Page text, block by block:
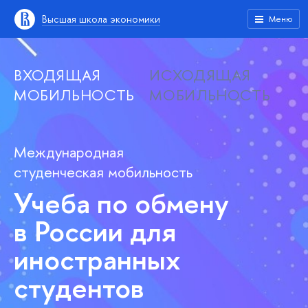
Высшая школа экономики Меню
ВХОДЯЩАЯ
МОБИЛЬНОСТЬ
ИСХОДЯЩАЯ
МОБИЛЬНОСТЬ
Международная
студенческая мобильность
Учеба по обмену
в России для
иностранных
студентов